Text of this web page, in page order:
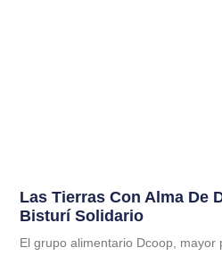
Las Tierras Con Alma De
Bisturí Solidario
El grupo alimentario Dcoop, mayor